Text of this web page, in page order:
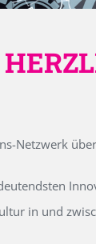
Netzwerk
in und